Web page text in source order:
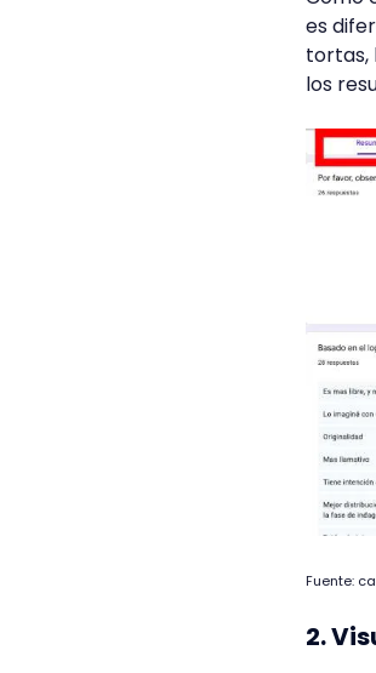
es
tortas,
los
Fuente:
2.